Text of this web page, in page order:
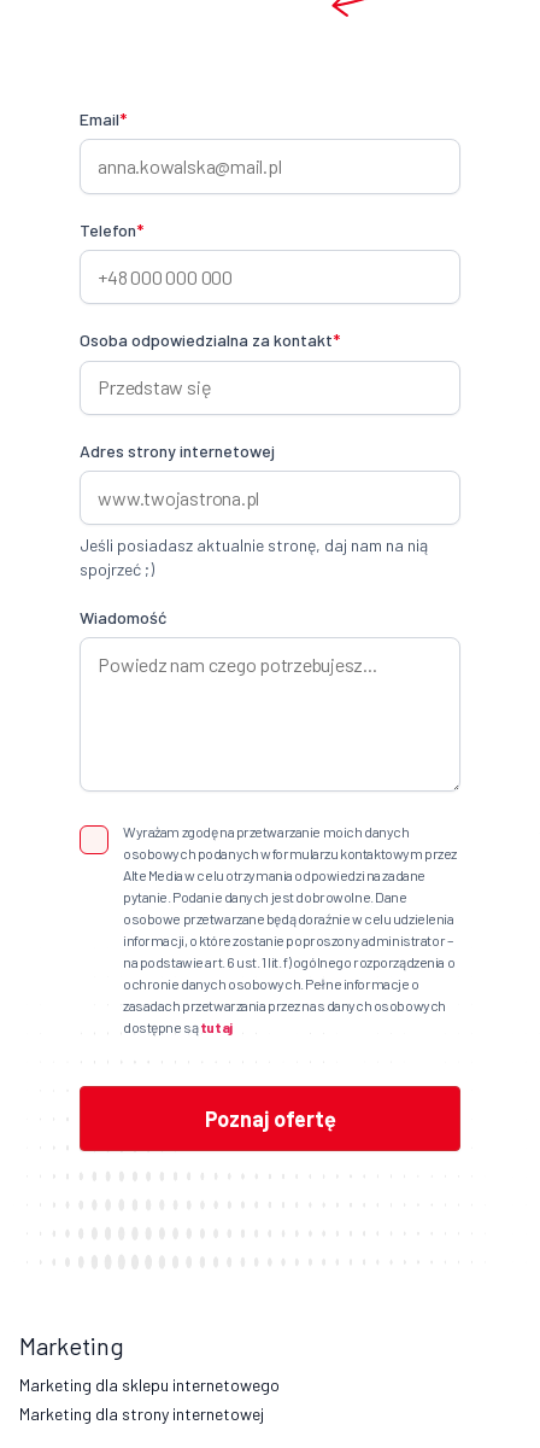
Email*
Telefon*
Osoba odpowiedzialna za kontakt*
Adres strony internetowej
Jeśli posiadasz aktualnie stronę, daj nam na nią
spojrzeć ;)
Wiadomość
Wyrażam zgodę na przetwarzanie moich danych
osobowych podanych w formularzu kontaktowym przez
Alte Media w celu otrzymania odpowiedzi na zadane
pytanie. Podanie danych jest dobrowolne. Dane
osobowe przetwarzane będą doraźnie w celu udzielenia
informacji, o które zostanie poproszony administrator –
na podstawie art. 6 ust. 1 lit. f) ogólnego rozporządzenia o
ochronie danych osobowych. Pełne informacje o
zasadach przetwarzania przez nas danych osobowych
dostępne sątutaj
Marketing
Marketing dla sklepu internetowego
Marketing dla strony internetowej